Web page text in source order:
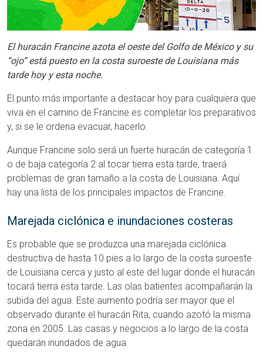
El huracán Francine azota el oeste del Golfo de México y su
“ojo” está puesto en la costa suroeste de Louisiana más
tarde hoy y esta noche.
El punto más importante a destacar hoy para cualquiera que
viva en el camino de Francine es completar los preparativos
y, si se le ordena evacuar, hacerlo.
Aunque Francine solo será un fuerte huracán de categoría 1
o de baja categoría 2 al tocar tierra esta tarde, traerá
problemas de gran tamaño a la costa de Louisiana. Aquí
hay una lista de los principales impactos de Francine.
Marejada ciclónica e inundaciones costeras
Es probable que se produzca una marejada ciclónica
destructiva de hasta 10 pies a lo largo de la costa suroeste
de Louisiana cerca y justo al este del lugar donde el huracán
tocará tierra esta tarde. Las olas batientes acompañarán la
subida del agua. Este aumento podría ser mayor que el
observado durante el huracán Rita, cuando azotó la misma
zona en 2005. Las casas y negocios a lo largo de la costa
quedarán inundados de agua.